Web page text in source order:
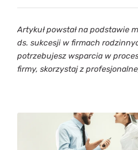
Artykuł powstał na podstawie
ds. sukcesji w firmach
potrzebujesz wsparcia w
firmy, skorzystaj z